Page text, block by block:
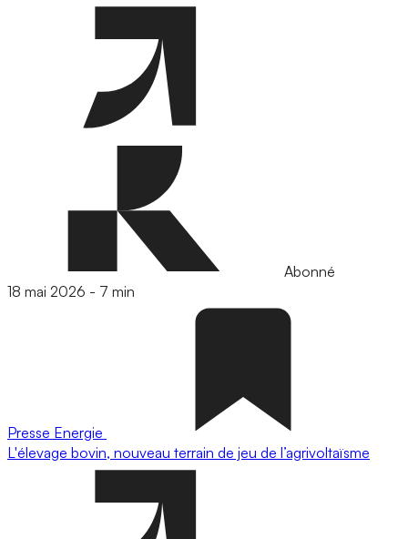
Abonné
18 mai 2026 - 7 min
Presse Energie
L'élevage bovin, nouveau terrain de jeu de l’agrivoltaïsme